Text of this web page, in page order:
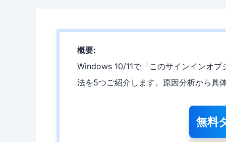
概要:
Windows 10/11で「このサインインオ
法を5つご紹介します。原因分析から具
無料